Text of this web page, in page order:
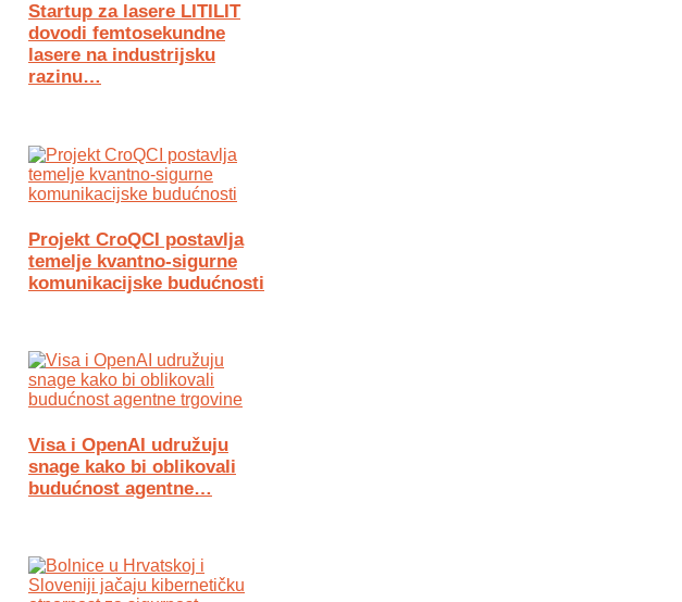
Startup za lasere LITILIT
dovodi femtosekundne
lasere na industrijsku
razinu…
Projekt CroQCI postavlja
temelje kvantno-sigurne
komunikacijske budućnosti
Visa i OpenAI udružuju
snage kako bi oblikovali
budućnost agentne…